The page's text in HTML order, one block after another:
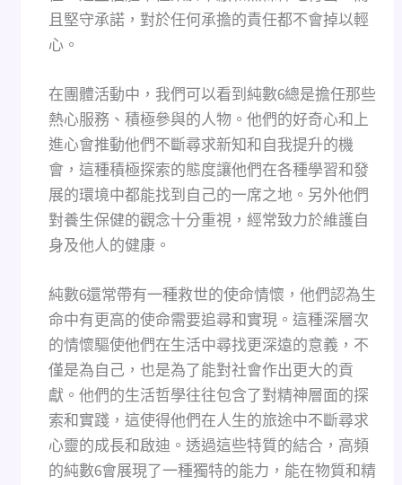
且堅守承諾，對於任何承擔的責任都不會掉以輕
心。
在團體活動中，我們可以看到純數6總是擔任那些
熱心服務、積極參與的人物。他們的好奇心和上
進心會推動他們不斷尋求新知和自我提升的機
會，這種積極探索的態度讓他們在各種學習和發
展的環境中都能找到自己的一席之地。另外他們
對養生保健的觀念十分重視，經常致力於維護自
身及他人的健康。
純數6還常帶有一種救世的使命情懷，他們認為生
命中有更高的使命需要追尋和實現。這種深層次
的情懷驅使他們在生活中尋找更深遠的意義，不
僅是為自己，也是為了能對社會作出更大的貢
獻。他們的生活哲學往往包含了對精神層面的探
索和實踐，這使得他們在人生的旅途中不斷尋求
心靈的成長和啟迪。透過這些特質的結合，高頻
的純數6會展現了一種獨特的能力，能在物質和精